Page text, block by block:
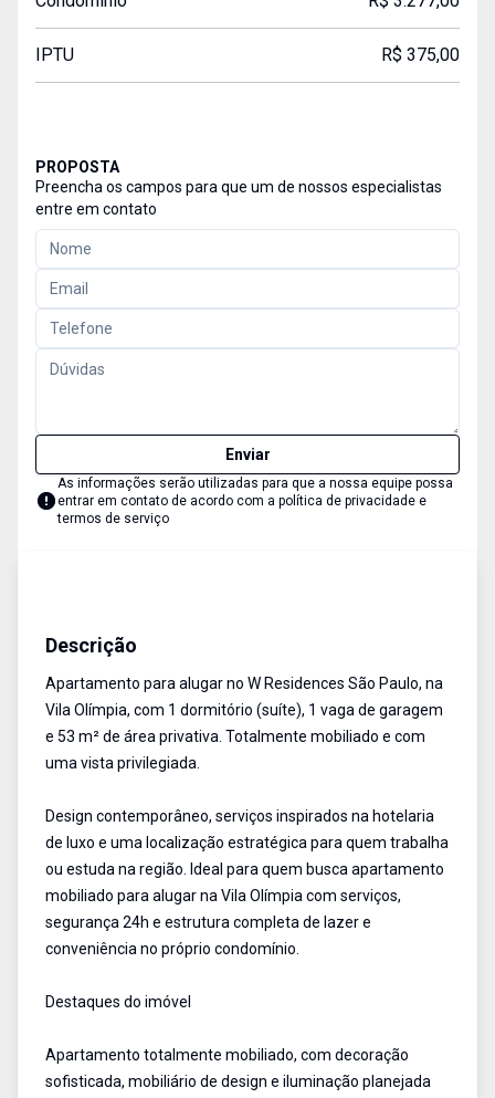
IPTU R$ 375,00
PROPOSTA
Preencha os campos para que um de nossos especialistas
entre em contato
Enviar
As informações serão utilizadas para que a nossa equipe possa
entrar em contato de acordo com a política de privacidade e
termos de serviço
Descrição
Apartamento para alugar no W Residences São Paulo, na
Vila Olímpia, com 1 dormitório (suíte), 1 vaga de garagem
e 53 m² de área privativa. Totalmente mobiliado e com
uma vista privilegiada.
Design contemporâneo, serviços inspirados na hotelaria
de luxo e uma localização estratégica para quem trabalha
ou estuda na região. Ideal para quem busca apartamento
mobiliado para alugar na Vila Olímpia com serviços,
segurança 24h e estrutura completa de lazer e
conveniência no próprio condomínio.
Destaques do imóvel
Apartamento totalmente mobiliado, com decoração
sofisticada, mobiliário de design e iluminação planejada